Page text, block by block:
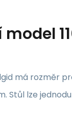
má rozměr
Stůl lze